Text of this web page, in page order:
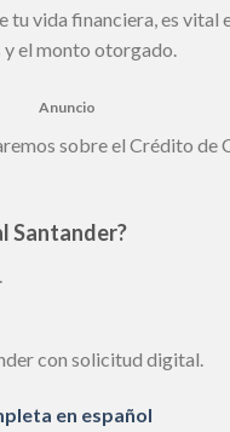
vida financiera, es vital
y el monto otorgado.
Anuncio
sobre el Crédito de
Santander?
con solicitud digital.
en español